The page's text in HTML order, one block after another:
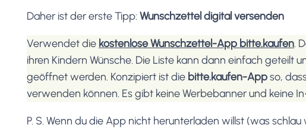
Daher ist der erste Tipp: Wunschzettel digital versenden
Verwendet die kostenlose Wunschzettel-App bitte.kaufen.
ihren Kindern Wünsche. Die Liste kann dann einfach geteilt
geöffnet werden. Konzipiert ist die bitte.kaufen-Appso,
verwenden können. Es gibt keine Werbebanner und keine
P. S. Wenn du die App nicht herunterladen willst (was